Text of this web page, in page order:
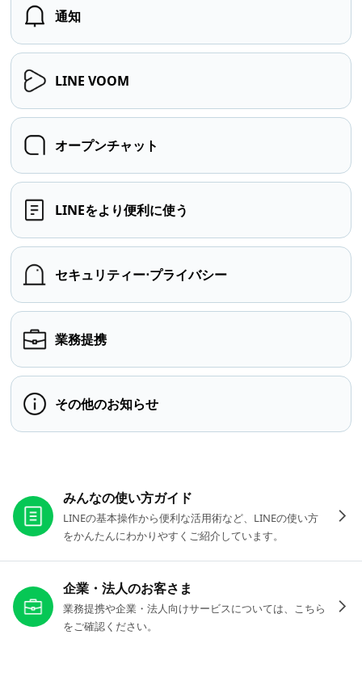
通知
LINE VOOM
オープンチャット
LINEをより便利に使う
セキュリティー⋅プライバシー
業務提携
その他のお知らせ
みんなの使い方ガイド
LINEの基本操作から便利な活用術など、LINEの使い方
をかんたんにわかりやすくご紹介しています。
企業・法人のお客さま
業務提携や企業・法人向けサービスについては、こちら
をご確認ください。